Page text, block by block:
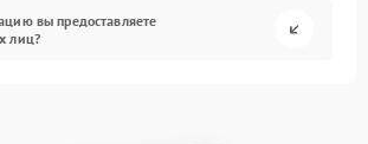
вы предоставляете
лиц?